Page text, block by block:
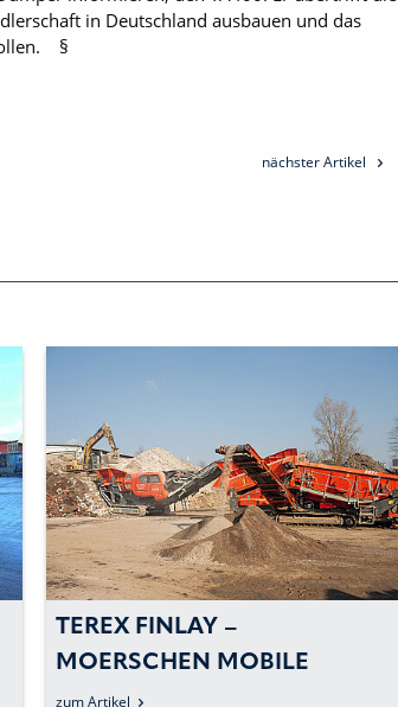
in Deutschland ausbauen und das
§
nächster Artikel
TEREX FINLAY –
MOERSCHEN MOBILE
AUFBEREITUNG:
zum Artikel